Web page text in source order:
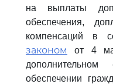
на выплаты
обеспечения,
компенсаций в
законом
от 4
дополнительном
обеспечении